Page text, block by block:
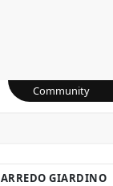
Community
ARREDO GIARDINO